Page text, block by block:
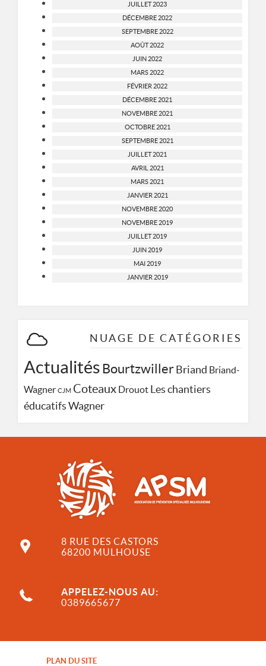
JUILLET 2023
DÉCEMBRE 2022
SEPTEMBRE 2022
AOÛT 2022
JUIN 2022
MARS 2022
FÉVRIER 2022
DÉCEMBRE 2021
NOVEMBRE 2021
OCTOBRE 2021
SEPTEMBRE 2021
JUILLET 2021
AVRIL 2021
MARS 2021
JANVIER 2021
NOVEMBRE 2020
NOVEMBRE 2019
JUILLET 2019
JUIN 2019
MAI 2019
JANVIER 2019
NUAGE DE CATÉGORIES
Actualités Bourtzwiller Briand Briand-
Wagner CJM Coteaux Drouot Les chantiers
éducatifs Wagner
8 RUE DES CASTORS
68200 MULHOUSE
APPELEZ-NOUS AU:
0389665677
PLAN DU SITE